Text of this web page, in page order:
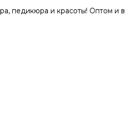
и красоты! Оптом и в